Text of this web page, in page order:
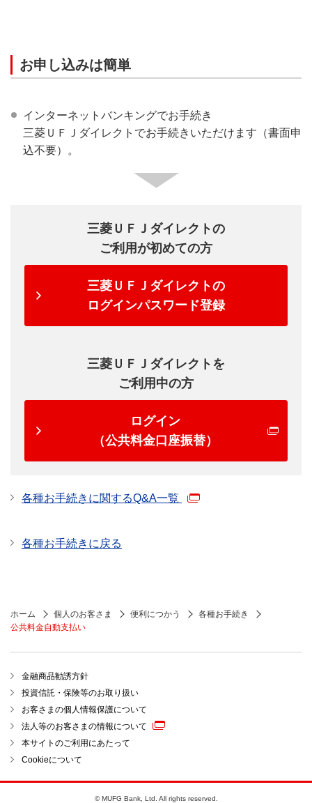
お申し込みは簡単
インターネットバンキングでお手続き
三菱ＵＦＪダイレクトでお手続きいただけます（書面申
込不要）。
三菱ＵＦＪダイレクトの
ご利用が初めての方
三菱ＵＦＪダイレクトの
ログインパスワード登録
三菱ＵＦＪダイレクトを
ご利用中の方
ログイン
（公共料金口座振替）
各種お手続きに関するQ&A一覧
各種お手続きに戻る
ホーム 個人のお客さま 便利につかう
各種お手続き
公共料金自動支払い
金融商品勧誘方針
投資信託・保険等のお取り扱い
お客さまの個人情報保護について
法人等のお客さまの情報について
本サイトのご利用にあたって
Cookieについて
© MUFG Bank, Ltd. All rights reserved.